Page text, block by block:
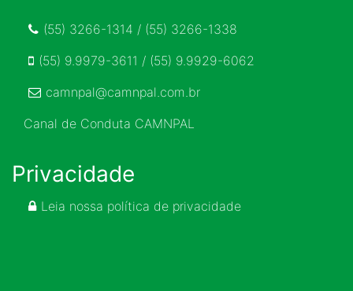
(55) 3266-1314 / (55) 3266-1338
(55) 9.9979-3611 / (55) 9.9929-6062
camnpal@camnpal.com.br
Canal de Conduta CAMNPAL
Privacidade
Leia nossa política de privacidade